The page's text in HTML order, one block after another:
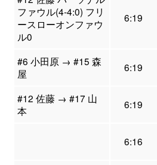
ファウル(4-4:0) フリ
ースローオンファウ
ル0
6:19
#6 小田原 → #15 森
屋
6:19
#12 佐藤 → #17 山
本
6:19
6:16